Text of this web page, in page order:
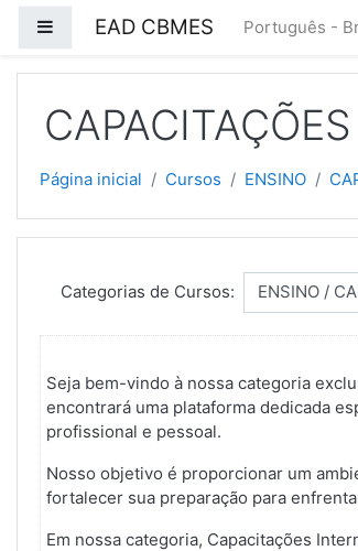
Painel lateral
EAD CBMES Português -
Página inicial Cursos ENSINO
Categorias de Cursos:
Seja bem-vindo à nossa categoria
encontrará uma plataforma dedicada
profissional e pessoal.
Nosso objetivo é proporcionar um
fortalecer sua preparação para
Em nossa categoria, Capacitações